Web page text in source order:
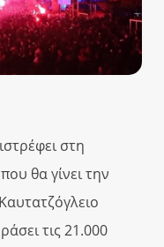
στη
θα γίνει την
τις 21.000